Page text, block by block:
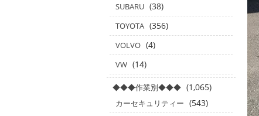
SUBARU (38)
TOYOTA (356)
VOLVO (4)
VW (14)
◆◆◆作業別◆◆◆ (1,065)
カーセキュリティー (543)